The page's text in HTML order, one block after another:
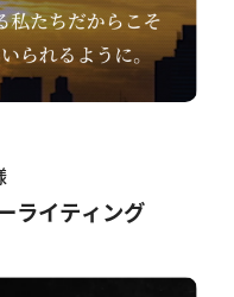
ライティング